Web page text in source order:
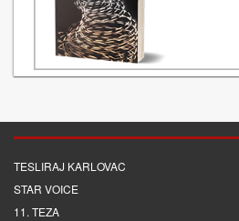
TESLIRAJ KARLOVAC
STAR VOICE
11. TEZA